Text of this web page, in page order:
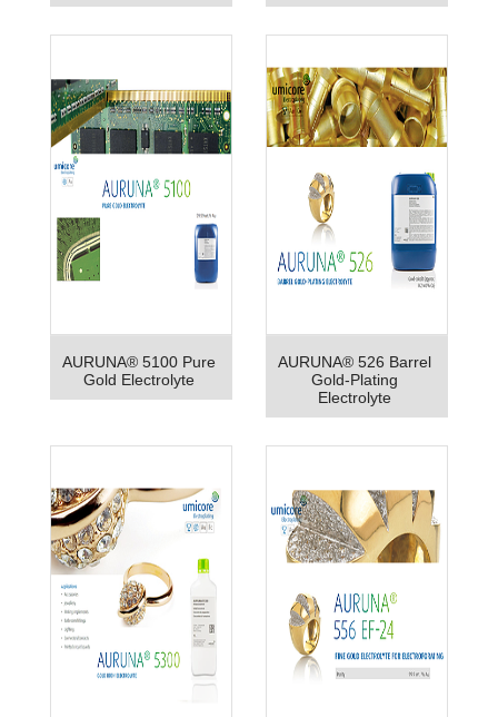
AURUNA® 5100 Pure
Gold Electrolyte
AURUNA® 526 Barrel
Gold-Plating
Electrolyte